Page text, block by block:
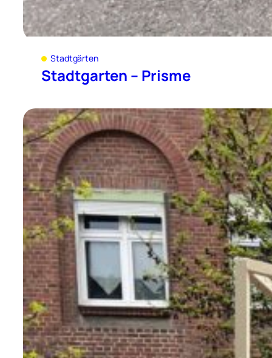
Stadtgärten
Stadtgarten – Prisme